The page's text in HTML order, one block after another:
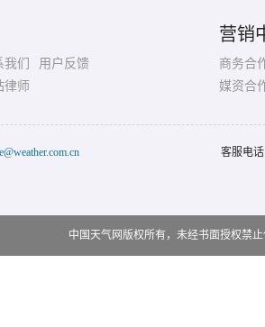
们
用户反馈
律师
营销
商务合
媒资合
客服电
中国天气网版权所有，未经书面授权